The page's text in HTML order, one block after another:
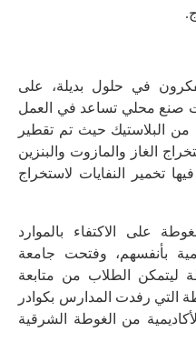
في حلول بديلة، على
صنع محلي تساعد في العمل
من البلاستيك حيث تم تقطير
الغاز والمازوت والبنزين
تخمير النفايات لاستخراج
على الاكتفاء بالموارد
بأنفسهم، وفتحت جامعة
ليتمكن الطلاب من متابعة
التي رفدت المدارس بكوادر
من الغوطة الشرقية